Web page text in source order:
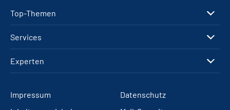
Top-Themen
Services
Experten
Impressum
Datenschutz